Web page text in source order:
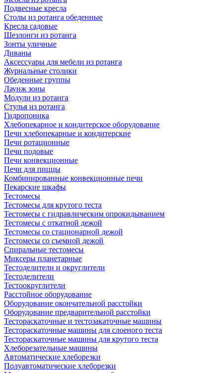
Подвесные кресла
Столы из ротанга обеденные
Кресла садовые
Шезлонги из ротанга
Зонты уличные
Диваны
Аксессуары для мебели из ротанга
Журнальные столики
Обеденные группы
Лаунж зоны
Модули из ротанга
Стулья из ротанга
Гидропоника
Хлебопекарное и кондитерское оборудование
Печи хлебопекарные и кондитерские
Печи ротационные
Печи подовые
Печи конвекционные
Печи для пиццы
Комбинированные конвекционные печи
Пекарские шкафы
Тестомесы
Тестомесы для крутого теста
Тестомесы с гидравлическим опрокидыванием
Тестомесы с откатной дежой
Тестомесы со стационарной дежой
Тестомесы со съемной дежой
Спиральные тестомесы
Миксеры планетарные
Тестоделители и округлители
Тестоделители
Тестоокруглители
Расстойное оборудование
Оборудование окончательной расстойки
Оборудование предварительной расстойки
Тестораскаточные и тестозакаточные машины
Тестораскаточные машины для слоеного теста
Тестораскаточные машины для крутого теста
Хлеборезательные машины
Автоматические хлеборезки
Полуавтоматические хлеборезки